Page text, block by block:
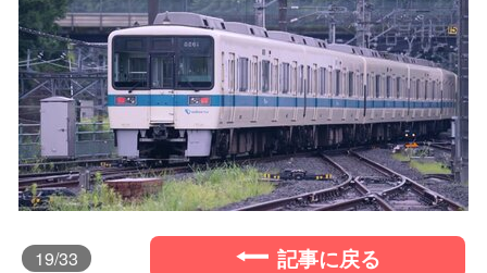
19/33 記事に戻る